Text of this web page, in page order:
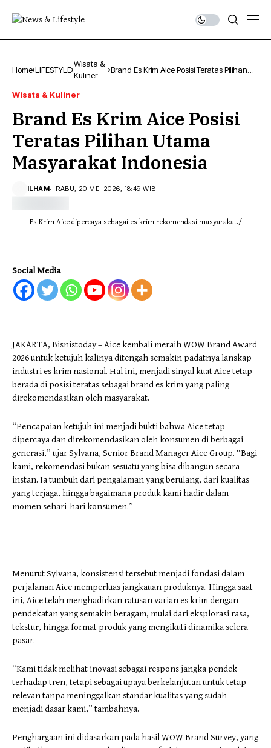
Home LIFESTYLE
Wisata &
Kuliner
Brand Es Krim Aice Posisi Teratas Pilihan
Wisata & Kuliner
Brand Es Krim Aice Posisi
Teratas Pilihan Utama
Masyarakat Indonesia
ILHAM RABU, 20 MEI 2026, 18:49 WIB
Es Krim Aice dipercaya sebagai es krim rekomendasi masyarakat./
Social Media
JAKARTA, Bisnistoday – Aice kembali meraih WOW Brand Award
2026 untuk ketujuh kalinya ditengah semakin padatnya lanskap
industri es krim nasional. Hal ini, menjadi sinyal kuat Aice tetap
berada di posisi teratas sebagai brand es krim yang paling
direkomendasikan oleh masyarakat.
“Pencapaian ketujuh ini menjadi bukti bahwa Aice tetap
dipercaya dan direkomendasikan oleh konsumen di berbagai
generasi,” ujar Sylvana, Senior Brand Manager Aice Group. “Bagi
kami, rekomendasi bukan sesuatu yang bisa dibangun secara
instan. Ia tumbuh dari pengalaman yang berulang, dari kualitas
yang terjaga, hingga bagaimana produk kami hadir dalam
momen sehari-hari konsumen.”
Menurut Sylvana, konsistensi tersebut menjadi fondasi dalam
perjalanan Aice memperluas jangkauan produknya. Hingga saat
ini, Aice telah menghadirkan ratusan varian es krim dengan
pendekatan yang semakin beragam, mulai dari eksplorasi rasa,
tekstur, hingga format produk yang mengikuti dinamika selera
pasar.
“Kami tidak melihat inovasi sebagai respons jangka pendek
terhadap tren, tetapi sebagai upaya berkelanjutan untuk tetap
relevan tanpa meninggalkan standar kualitas yang sudah
menjadi dasar kami,” tambahnya.
Penghargaan ini didasarkan pada hasil WOW Brand Survey, yang